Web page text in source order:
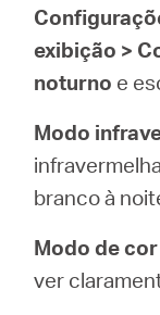
exibição >
noturno e
Modo
branco à
Modo de
ver